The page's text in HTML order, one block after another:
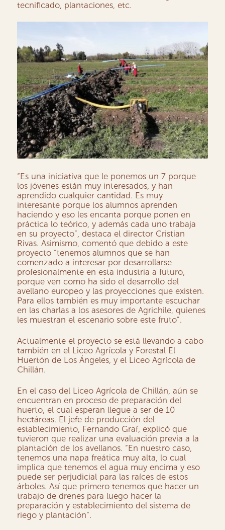
tecnificado, plantaciones, etc.
“Es una iniciativa que le ponemos un 7 porque
los jóvenes están muy interesados, y han
aprendido cualquier cantidad. Es muy
interesante porque los alumnos aprenden
haciendo y eso les encanta porque ponen en
práctica lo teórico, y además cada uno trabaja
en su proyecto”, destaca el director Cristian
Rivas. Asimismo, comentó que debido a este
proyecto “tenemos alumnos que se han
comenzado a interesar por desarrollarse
profesionalmente en esta industria a futuro,
porque ven como ha sido el desarrollo del
avellano europeo y las proyecciones que existen.
Para ellos también es muy importante escuchar
en las charlas a los asesores de Agrichile, quienes
les muestran el escenario sobre este fruto”.
Actualmente el proyecto se está llevando a cabo
también en el Liceo Agrícola y Forestal El
Huertón de Los Ángeles, y el Liceo Agrícola de
Chillán.
En el caso del Liceo Agrícola de Chillán, aún se
encuentran en proceso de preparación del
huerto, el cual esperan llegue a ser de 10
hectáreas. El jefe de producción del
establecimiento, Fernando Graf, explicó que
tuvieron que realizar una evaluación previa a la
plantación de los avellanos. “En nuestro caso,
tenemos una napa freática muy alta, lo cual
implica que tenemos el agua muy encima y eso
puede ser perjudicial para las raíces de estos
árboles. Así que primero tenemos que hacer un
trabajo de drenes para luego hacer la
preparación y establecimiento del sistema de
riego y plantación”.